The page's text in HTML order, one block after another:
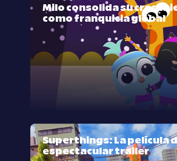
Milo consolida su
como franquicia global
Superthings: La película
espectacular trailer